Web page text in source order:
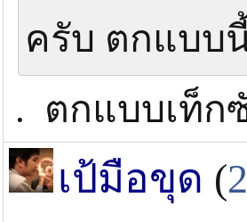
ครับ ตกแบบ
. ตกแบบเท็ก
เป้มือขุด (